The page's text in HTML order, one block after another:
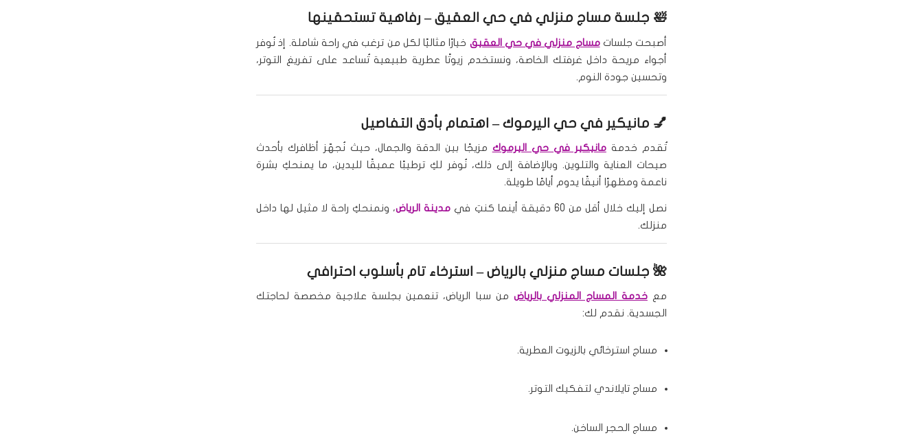
🛀 جلسة مساج منزلي في حي العقيق– رفاهية تستحقينها
أصبحت جلساتمساج منزلي في حي العقيق خيارًا مثاليًا لكل من ترغب في راحة شاملة. إذ نُوفر
أجواء مريحة داخل غرفتك الخاصة، ونستخدم زيوتًا عطرية طبيعية تُساعد على تفريغ التوتر،
وتحسين جودة النوم.
💅 مانيكير في حي اليرموك – اهتمام بأدق التفاصيل
تُقدم خدمةمانيكير في حي اليرموك مزيجًا بين الدقة والجمال، حيث نُجهّز أظافرك بأحدث
صيحات العناية والتلوين. وبالإضافة إلى ذلك، نُوفر لكِ ترطيبًا عميقًا لليدين، ما يمنحكِ بشرة
ناعمة ومظهرًا أنيقًا يدوم أيامًا طويلة.
نصل إليك خلال أقل من 60 دقيقة أينما كنتِ في مدينة الرياض، ونمنحكِ راحة لا مثيل لها داخل
منزلك.
🌺 جلسات مساج منزلي بالرياض– استرخاء تام بأسلوب احترافي
معخدمة المساج المنزلي بالرياض من سبا الرياض، تنعمين بجلسة علاجية مخصصة لحاجتك
الجسدية. نقدم لك:
مساج استرخائي بالزيوت العطرية.
مساج تايلاندي لتفكيك التوتر.
مساج الحجر الساخن.